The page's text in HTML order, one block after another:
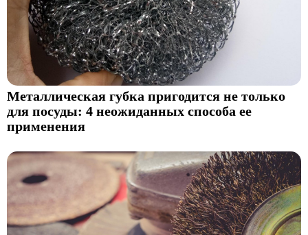
Металлическая губка пригодится не только
для посуды: 4 неожиданных способа ее
применения